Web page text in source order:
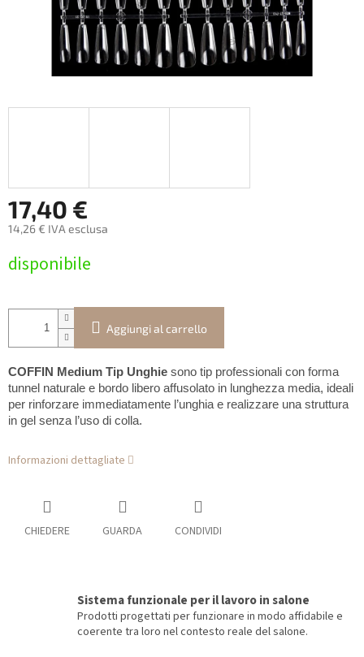
17,40 €
14,26 € IVA esclusa
della
disponibile
Aggiungi al carrello
COFFIN Medium Tip Unghie sono tip professionali con forma
tunnel naturale e bordo libero affusolato in lunghezza media, ideali
per rinforzare immediatamente l’unghia e realizzare una struttura
in gel senza l’uso di colla.
Informazioni dettagliate
CHIEDERE GUARDA CONDIVIDI
Sistema funzionale per il lavoro in salone
Prodotti progettati per funzionare in modo affidabile e
coerente tra loro nel contesto reale del salone.